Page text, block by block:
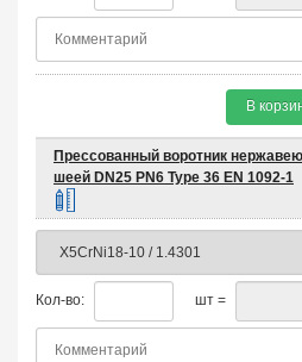
В
Прессованный воротник
шеей DN25 PN6 Type 36 EN 1092-1
Кол-во: шт =